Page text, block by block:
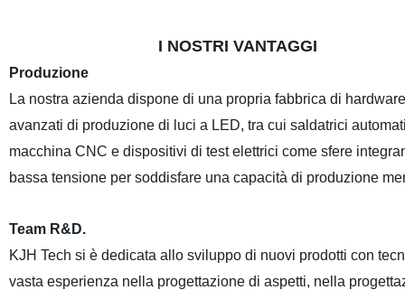
I NOSTRI VANTAGGI
Produzione
La nostra azienda dispone di una propria fabbrica di
avanzati di produzione di luci a LED, tra cui saldatrici
macchina CNC e dispositivi di test elettrici come sfere
bassa tensione per soddisfare una capacità di produzione
Team R&D.
KJH Tech si è dedicata allo sviluppo di nuovi prodotti con
vasta esperienza nella progettazione di aspetti, nella